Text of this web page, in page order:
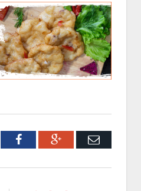
FacebookGoogle+Email